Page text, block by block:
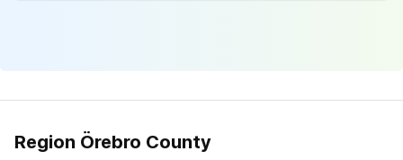
Region Örebro County